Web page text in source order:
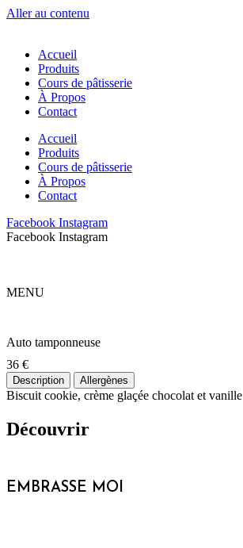
Aller au contenu
Accueil
Produits
Cours de pâtisserie
À Propos
Contact
Accueil
Produits
Cours de pâtisserie
À Propos
Contact
Facebook Instagram
Facebook Instagram
MENU
Auto tamponneuse
36 €
Description Allergènes
Biscuit cookie, crème glaçée chocolat et vanille
Découvrir
EMBRASSE MOI